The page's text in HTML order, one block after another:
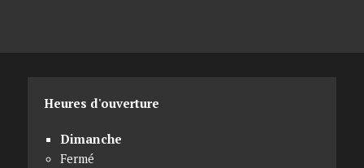
Heures d'ouverture
Dimanche
Fermé